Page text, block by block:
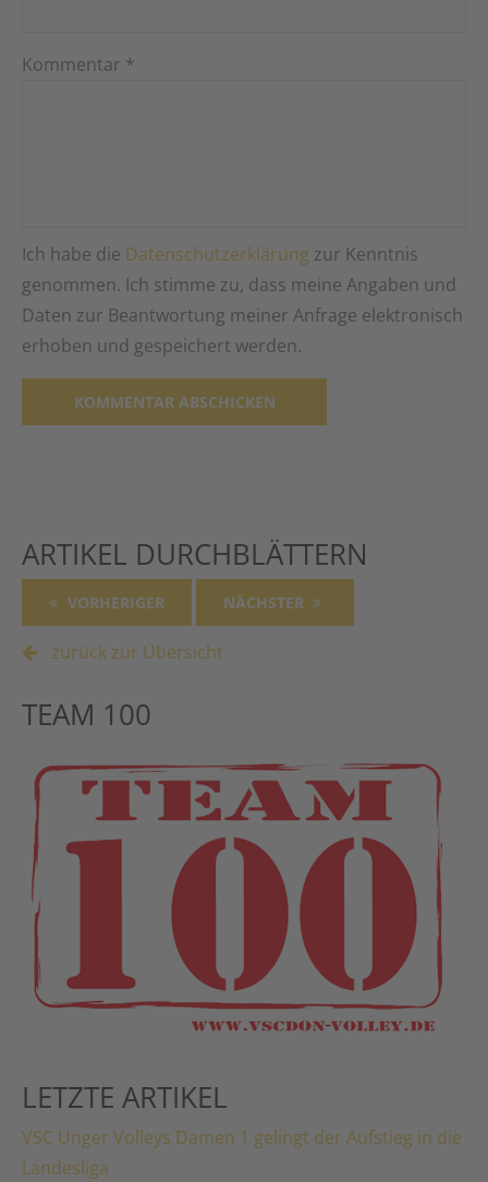
Kommentar *
Ich habe die Datenschutzerklärung zur Kenntnis
genommen. Ich stimme zu, dass meine Angaben und
Daten zur Beantwortung meiner Anfrage elektronisch
erhoben und gespeichert werden.
ARTIKEL DURCHBLÄTTERN
VORHERIGER NÄCHSTER
zurück zur Übersicht
TEAM 100
LETZTE ARTIKEL
VSC Unger Volleys Damen 1 gelingt der Aufstieg in die
Landesliga